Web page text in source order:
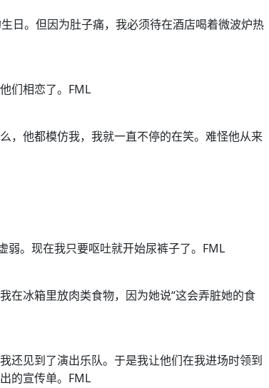
日。但因为肚子痛，我必须待在酒店喝着微波炉热
们相恋了。FML
，他都模仿我，我就一直不停的在笑。难怪他从来
弱。现在我只要呕吐就开始尿裤子了。FML
在冰箱里放肉类食物，因为她说“这会弄脏她的食
还见到了演出乐队。于是我让他们在我进场时领到
的宣传单。FML